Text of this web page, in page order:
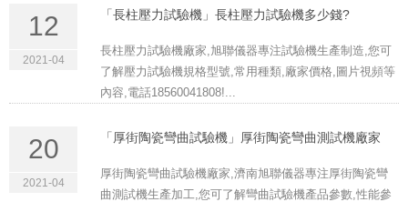
12
2021-04
「長柱壓力試驗機」長柱壓力試驗機多少錢?
長柱壓力試驗機廠家,旭聯儀器專注試驗機生產制造,您可
了解壓力試驗機規格型號,常用種類,廠家價格,圖片視頻等
內容,電話18560041808!...
20
2021-04
「厚街陶瓷彎曲試驗機」厚街陶瓷彎曲測試機廠家
厚街陶瓷彎曲試驗機廠家,濟南旭聯儀器專注厚街陶瓷彎
曲測試機生產加工,您可了解彎曲試驗機產品參數,性能參